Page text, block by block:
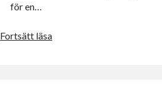
för en…
Fortsätt läsaVad